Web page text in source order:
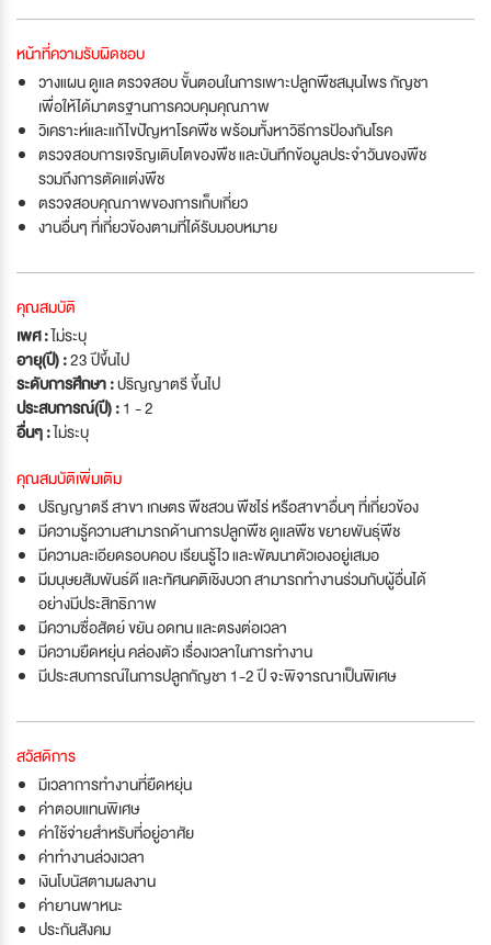
หน้าที่ความรับผิดชอบ
วางแผน ดูแล ตรวจสอบ ขั้นตอนในการเพาะปลูกพืชสมุนไพร กัญชา
เพื่อให้ได้มาตรฐานการควบคุมคุณภาพ
วิเคราะห์และแก้ไขปัญหาโรคพืช พร้อมทั้งหาวิธีการป้องกันโรค
ตรวจสอบการเจริญเติบโตของพืช และบันทึกข้อมูลประจำวันของพืช
รวมถึงการตัดแต่งพืช
ตรวจสอบคุณภาพของการเก็บเกี่ยว
งานอื่นๆ ที่เกี่ยวข้องตามที่ได้รับมอบหมาย
คุณสมบัติ
เพศ :ไม่ระบุ
อายุ(ปี) :23 ปีขึ้นไป
ระดับการศึกษา :ปริญญาตรี ขึ้นไป
ประสบการณ์(ปี) :1 - 2
อื่นๆ :ไม่ระบุ
คุณสมบัติเพิ่มเติม
ปริญญาตรี สาขา เกษตร พืชสวน พืชไร่ หรือสาขาอื่นๆ ที่เกี่ยวข้อง
มีความรู้ความสามารถด้านการปลูกพืช ดูแลพืช ขยายพันธุ์พืช
มีความละเอียดรอบคอบ เรียนรู้ไว และพัฒนาตัวเองอยู่เสมอ
มีมนุษยสัมพันธ์ดี และทัศนคติเชิงบวก สามารถทำงานร่วมกับผู้อื่นได้
อย่างมีประสิทธิภาพ
มีความซื่อสัตย์ ขยัน อดทน และตรงต่อเวลา
มีความยืดหยุ่น คล่องตัว เรื่องเวลาในการทำงาน
มีประสบการณ์ในการปลูกกัญชา 1-2 ปี จะพิจารณาเป็นพิเศษ
สวัสดิการ
มีเวลาการทำงานที่ยืดหยุ่น
ค่าตอบแทนพิเศษ
ค่าใช้จ่ายสำหรับที่อยู่อาศัย
ค่าทำงานล่วงเวลา
เงินโบนัสตามผลงาน
ค่ายานพาหนะ
ประกันสังคม